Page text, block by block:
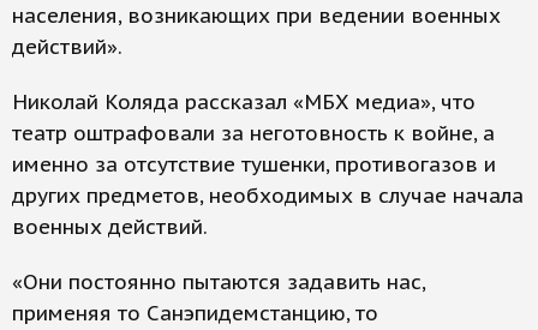
населения, возникающих при ведении военных
действий».
Николай Коляда рассказал «МБХ медиа», что
театр оштрафовали за неготовность к войне, а
именно за отсутствие тушенки, противогазов и
других предметов, необходимых в случае начала
военных действий.
«Они постоянно пытаются задавить нас,
применяя то Санэпидемстанцию, то